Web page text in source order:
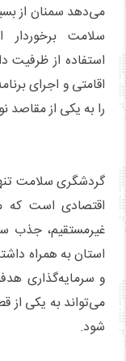
می‌دهد سمنان از
سلامت
استفاده از ظرفیت
اقامتی و اجرای
را به یکی از مقاصد
گردشگری سلامت
اقتصادی است که
غیرمستقیم، جذب
استان به همراه
و سرمایه‌گذاری
می‌تواند به یکی
شود.